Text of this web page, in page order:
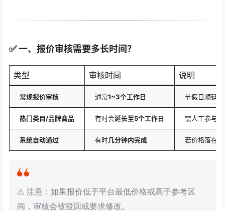
✅ 一、报价审核需要多长时间？
类型 审核时间 说明
常规报价审核 通常1~3个工作日 节假日顺延
热门类目/品牌商品 有时会延长至5个工作日 需人工参与
系统自动通过 有时几分钟内完成 若价格落在
⚠️ 注意：如果报价低于平台最低价格或高于参考区
间，审核会被驳回或要求修改。